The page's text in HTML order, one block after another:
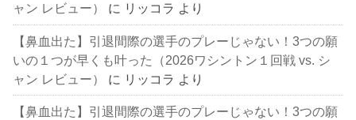
ャン レビュー）
に リッコラ より
【鼻血出た】引退間際の選手のプレーじゃない！3つの願
いの１つが早くも叶った（2026ワシントン１回戦 vs. シ
ャン レビュー）
に リッコラ より
【鼻血出た】引退間際の選手のプレーじゃない！3つの願